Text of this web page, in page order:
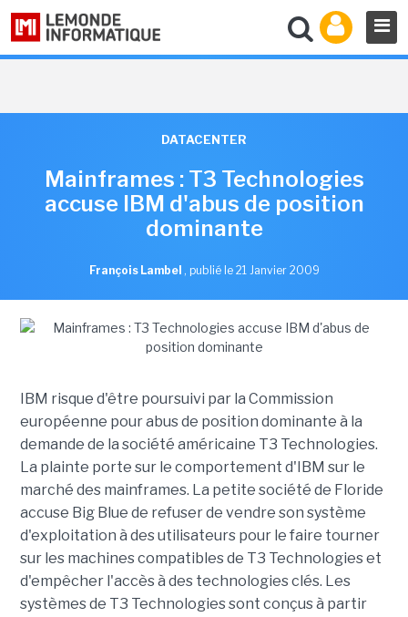
DATACENTER
Mainframes : T3 Technologies
accuse IBM d'abus de position
dominante
François Lambel , publié le 21 Janvier 2009
IBM risque d'être poursuivi par la Commission
européenne pour abus de position dominante à la
demande de la société américaine T3 Technologies.
La plainte porte sur le comportement d'IBM sur le
marché des mainframes. La petite société de Floride
accuse Big Blue de refuser de vendre son système
d'exploitation à des utilisateurs pour le faire tourner
sur les machines compatibles de T3 Technologies et
d'empêcher l'accès à des technologies clés. Les
systèmes de T3 Technologies sont conçus à partir